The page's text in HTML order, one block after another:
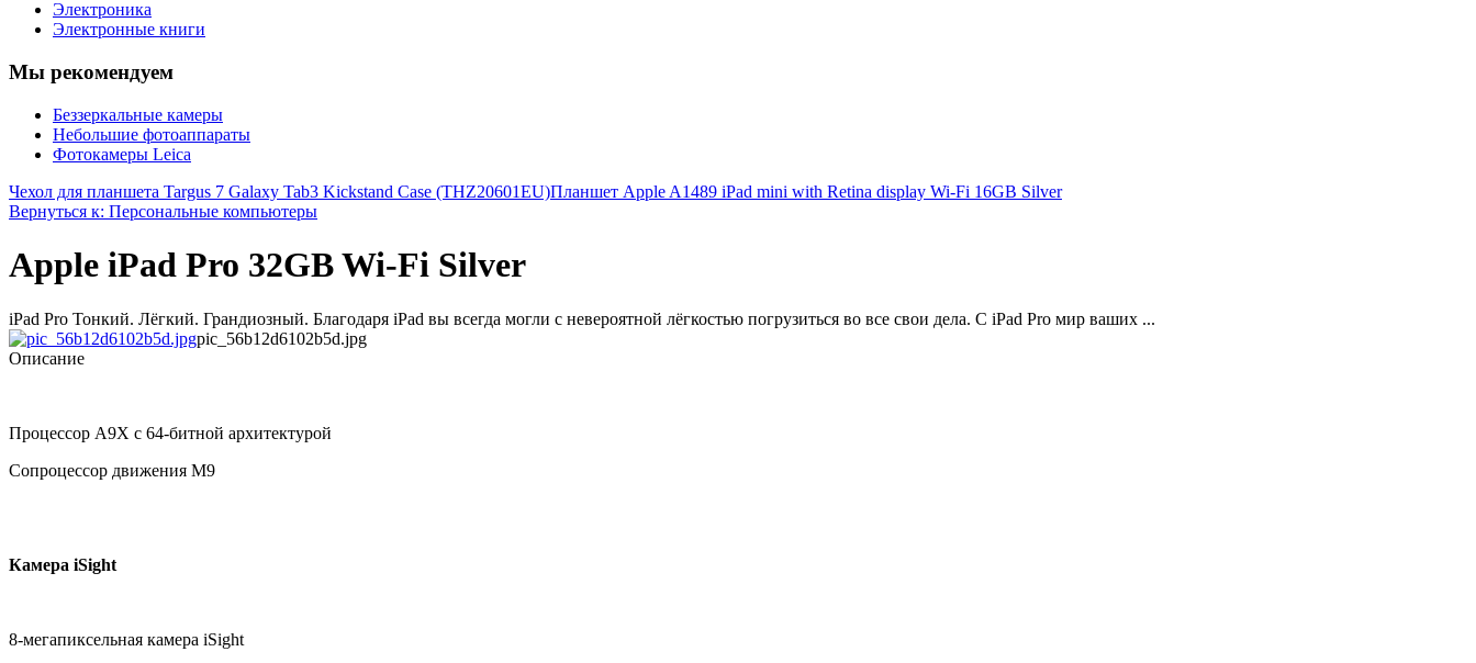
Электроника
Электронные книги
Мы рекомендуем
Беззеркальные камеры
Небольшие фотоаппараты
Фотокамеры Leica
Чехол для планшета Targus 7 Galaxy Tab3 Kickstand Case (THZ20601EU)Планшет Apple A1489 iPad mini with Retina display Wi-Fi 16GB Silver
Вернуться к: Персональные компьютеры
Apple iPad Pro 32GB Wi-Fi Silver
iPad Pro Тонкий. Лёгкий. Грандиозный. Благодаря iPad вы всегда могли с невероятной лёгкостью погрузиться во все свои дела. С iPad Pro мир ваших ...
pic_56b12d6102b5d.jpg
Описание
Процессор A9X с 64-битной архитектурой
Сопроцессор движения M9
Камера iSight
8-мегапиксельная камера iSight